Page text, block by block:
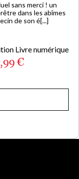
sans merci ! un
dans les abîmes
de son é[...]
Livre numérique
€